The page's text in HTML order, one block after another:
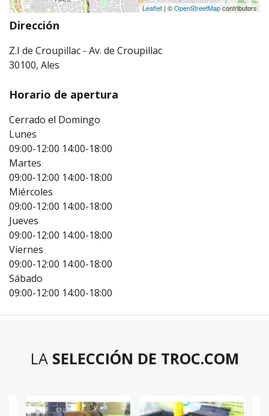
Leaflet | ©OpenStreetMapcontributors
Dirección
Z.I de Croupillac - Av. de Croupillac
30100, Ales
Horario de apertura
Cerrado el Domingo
Lunes
09:00-12:00 14:00-18:00
Martes
09:00-12:00 14:00-18:00
Miércoles
09:00-12:00 14:00-18:00
Jueves
09:00-12:00 14:00-18:00
Viernes
09:00-12:00 14:00-18:00
Sábado
09:00-12:00 14:00-18:00
LA SELECCIÓN DE TROC.COM